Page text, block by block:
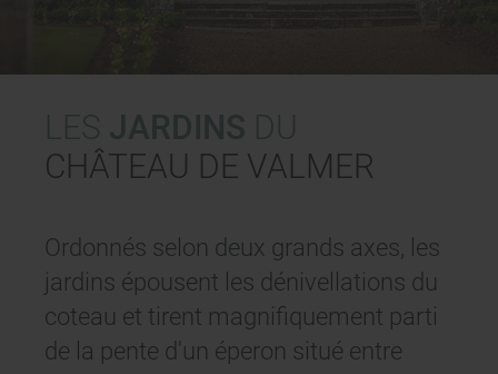
CHÂTEAU DE VALMER
Ordonnés selon deux grands axes, les
jardins épousent les dénivellations du
coteau et tirent magnifiquement parti
de la pente d'un éperon situé entre